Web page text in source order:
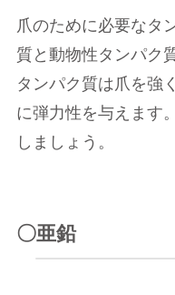
爪のために必要なタ
質と動物性タンパク
タンパク質は爪を強
に弾力性を与えます
しましょう。
〇亜鉛